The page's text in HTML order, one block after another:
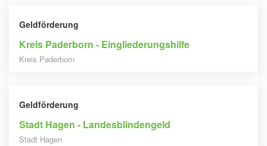
Geldförderung
Kreis Paderborn - Eingliederungshilfe
Kreis Paderborn
Geldförderung
Stadt Hagen - Landesblindengeld
Stadt Hagen